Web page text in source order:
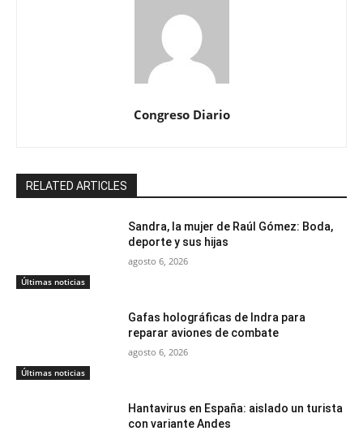
Congreso Diario
RELATED ARTICLES
Últimas noticias
Sandra, la mujer de Raúl Gómez: Boda,
deporte y sus hijas
agosto 6, 2026
Últimas noticias
Gafas holográficas de Indra para
reparar aviones de combate
agosto 6, 2026
Hantavirus en España: aislado un turista
con variante Andes